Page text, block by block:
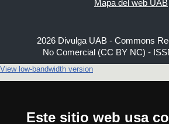
Este sitio web usa
Mapa del web UAB
2026 Divulga UAB - Commons
No Comercial (CC BY NC) -
View low-bandwidth version